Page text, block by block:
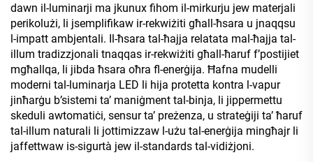
dawn il-luminarji ma jkunux fihom il-mirkurju jew materjali
perikolużi, li jsemplifikaw ir-rekwiżiti għall-ħsara u jnaqqsu
l-impatt ambjentali. Il-ħsara tal-ħajja relatata mal-ħajja tal-
illum tradizzjonali tnaqqas ir-rekwiżiti għall-ħaruf f’postijiet
mgħallqa, li jibda ħsara oħra fl-enerġija. Ħafna mudelli
moderni tal-luminarja LED li hija protetta kontra l-vapur
jinħarġu b’sistemi ta’ maniġment tal-binja, li jippermettu
skeduli awtomatiċi, sensur ta’ preżenza, u strateġiji ta’ ħaruf
tal-illum naturali li jottimizzaw l-użu tal-enerġija mingħajr li
jaffettwaw is-sigurtà jew il-standards tal-vidiżjoni.